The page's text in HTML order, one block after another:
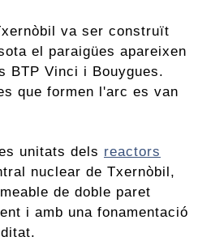
va ser construït
el paraigües apareixen
BTP Vinci i Bouygues.
que formen l'arc es van
unitats dels reactors
nuclear de Txernòbil,
de doble paret
i amb una fonamentació